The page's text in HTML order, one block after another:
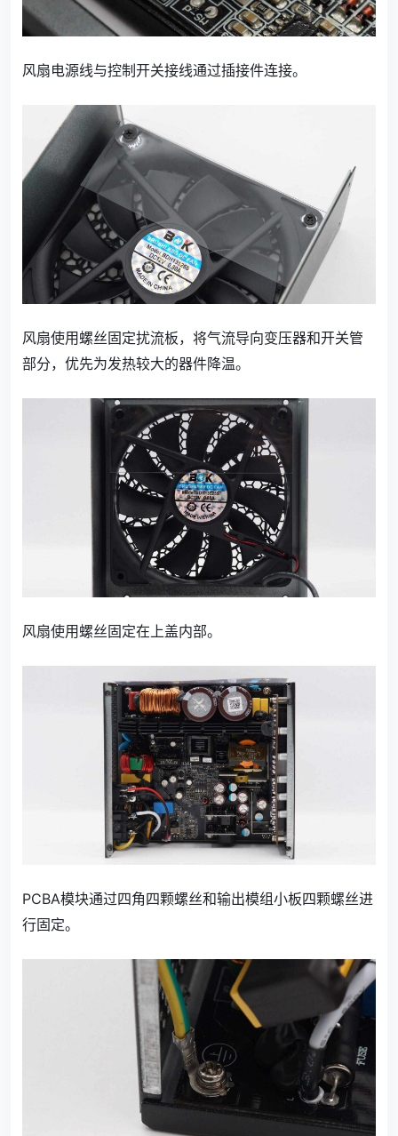
风扇电源线与控制开关接线通过插接件连接。
风扇使用螺丝固定扰流板，将气流导向变压器和开关管
部分，优先为发热较大的器件降温。
风扇使用螺丝固定在上盖内部。
PCBA模块通过四角四颗螺丝和输出模组小板四颗螺丝进
行固定。